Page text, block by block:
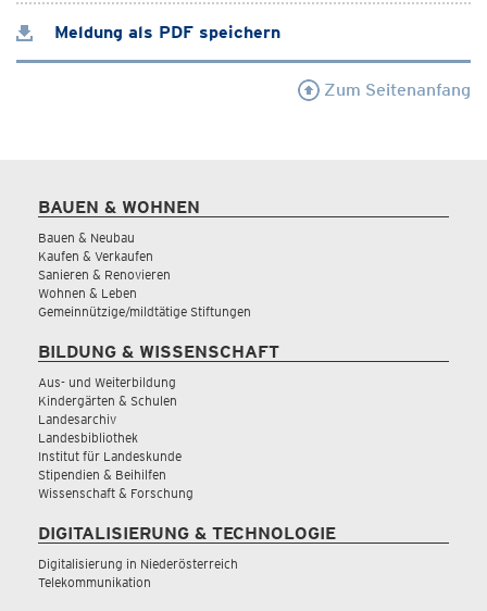
Meldung als PDF speichern
Zum Seitenanfang
BAUEN & WOHNEN
Bauen & Neubau
Kaufen & Verkaufen
Sanieren & Renovieren
Wohnen & Leben
Gemeinnützige/mildtätige Stiftungen
BILDUNG & WISSENSCHAFT
Aus- und Weiterbildung
Kindergärten & Schulen
Landesarchiv
Landesbibliothek
Institut für Landeskunde
Stipendien & Beihilfen
Wissenschaft & Forschung
DIGITALISIERUNG & TECHNOLOGIE
Digitalisierung in Niederösterreich
Telekommunikation